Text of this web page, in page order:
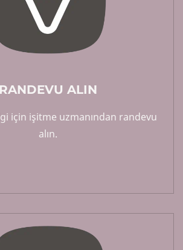
RANDEVU ALIN
için işitme uzmanından randevu
alın.